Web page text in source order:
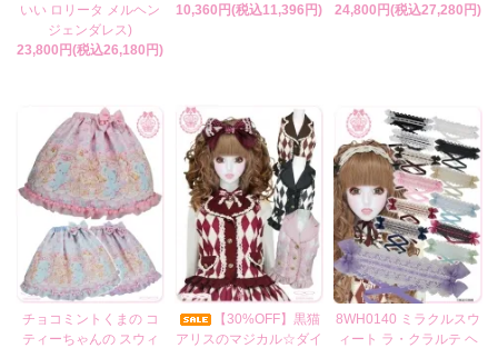
いい ロリータ メルヘン
ジェンダレス)
23,800円(税込26,180円)
10,360円(税込11,396円)
24,800円(税込27,280円)
チョコミントくまの コ
ティーちゃんの スウィ
【30%OFF】黒猫
アリスのマジカル☆ダイ
8WH0140 ミラクルスウ
ィート ラ・クラルテ ヘ